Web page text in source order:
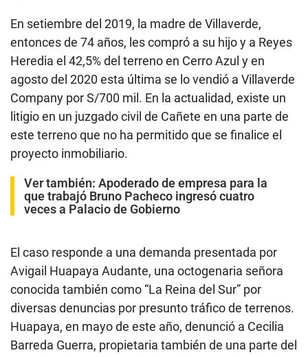
seguridad al ser el rostro de la empresa Vigarza
S.A.C., fundada por su madre, Luz Marina García
Velarde, y su hermana menor Rocío Vanessa.
Aunque en la actualidad él asegura que no es
accionista, socio, representante o apoderado de la
compañía, tiene un poder dado por su madre a
inicios de año que le permite tomar decisiones en las
figuran: Vigarza S.A.C., Mazavig, Multimethal
Company, Grupo Vigarza, Villaverde Company y el
Marina y Marcial Villaverde Morán, fallecido en el
2019.
Como muestra el gráfico que acompaña esta nota,
Villaverde ha fundado dos sociedades más: la
Fundación Villaverde y la Corporación Marviga